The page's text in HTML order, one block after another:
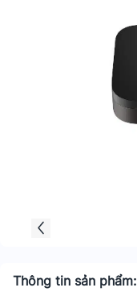
Thông tin sản phẩm: